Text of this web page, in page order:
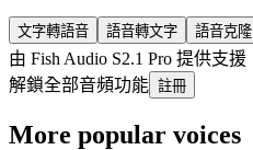
文字轉語音 語音轉文字 語音克隆
由 Fish Audio S2.1 Pro 提供支援
解鎖全部音頻功能 註冊
More popular voices